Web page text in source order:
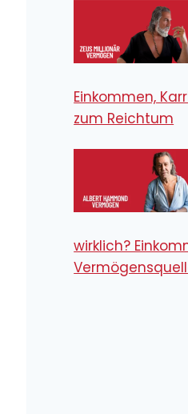
Einkommen,
zum Reichtum
wirklich?